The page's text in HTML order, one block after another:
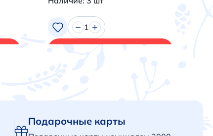
1
Подарочные карты